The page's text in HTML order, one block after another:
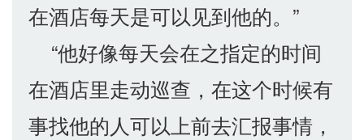
在酒店每天是可以见到他的。”
“他好像每天会在之指定的时间
在酒店里走动巡查，在这个时候有
事找他的人可以上前去汇报事情，